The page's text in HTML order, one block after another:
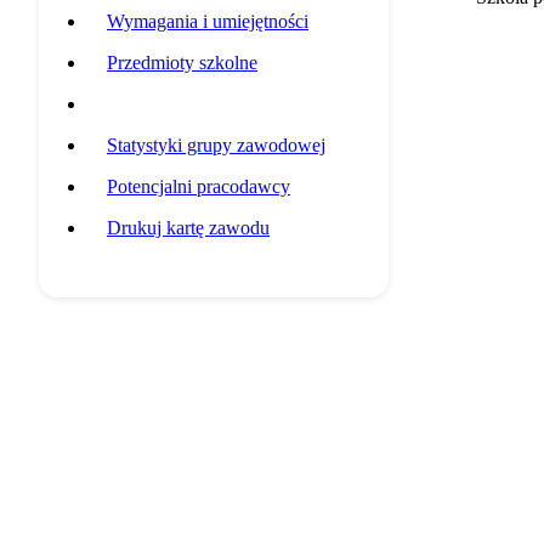
Wymagania i umiejętności
Przedmioty szkolne
Statystyki grupy zawodowej
Potencjalni pracodawcy
Drukuj kartę zawodu